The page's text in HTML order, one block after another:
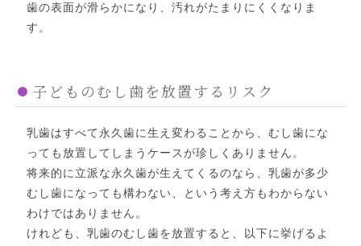
歯の表面が滑らかになり、汚れがたまりにくくなりま
す。
子どものむし歯を放置するリスク
乳歯はすべて永久歯に生え変わることから、むし歯にな
っても放置してしまうケースが珍しくありません。
将来的に立派な永久歯が生えてくるのなら、乳歯が多少
むし歯になっても構わない、という考え方もわからない
わけではありません。
けれども、乳歯のむし歯を放置すると、以下に挙げるよ